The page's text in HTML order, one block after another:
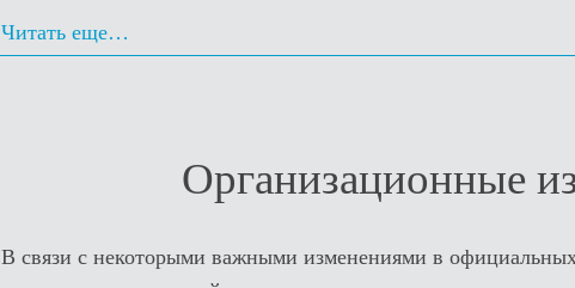
Читать еще…
Организационные
В связи с некоторыми важными изменениями в